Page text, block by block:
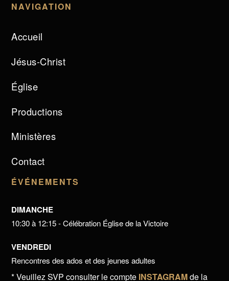
NAVIGATION
Accueil
Jésus-Christ
Église
Productions
Ministères
Contact
ÉVÉNEMENTS
DIMANCHE
10:30 à 12:15 - Célébration Église de la Victoire
VENDREDI
Rencontres des ados et des jeunes adultes
* Veuillez SVP consulter le compte INSTAGRAMde la